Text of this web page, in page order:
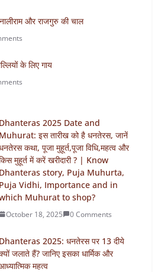
और राजगुरु की चाल
के लिए गाय
Dhanteras 2025 Date and
Muhurat: इस तारीख को है धनतेरस, जानें
कथा, पूजा मुहूर्त,पूजा विधि,महत्व और
मुहूर्त में करें खरीदारी ? | Know
Dhanteras story, Puja Muhurta,
Puja Vidhi, Importance and in
Muhurat to shop?
October 18, 2025 0 Comments
Dhanteras 2025: धनतेरस पर 13 दीये
जलाते हैं? जानिए इसका धार्मिक और
महत्व